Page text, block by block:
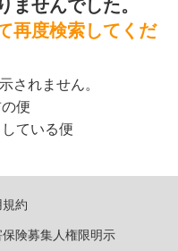
ませんでした。
再度検索してくだ
されません。
便
ている便
約
険募集人権限明示